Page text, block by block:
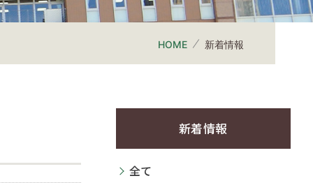
HOME 新着情報
新着情報
全て